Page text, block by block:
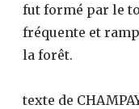
fut formé par le
fréquente et
la forêt.
texte de